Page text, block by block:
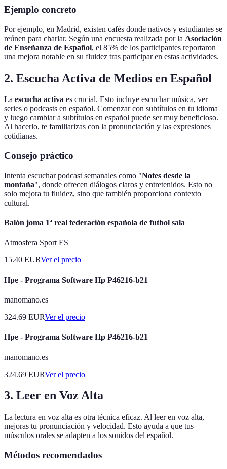
Ejemplo concreto
Por ejemplo, en Madrid, existen cafés donde nativos y estudiantes se
reúnen para charlar. Según una encuesta realizada por la Asociación
de Enseñanza de Español, el 85% de los participantes reportaron
una mejora notable en su fluidez tras participar en estas actividades.
2. Escucha Activa de Medios en Español
La escucha activa es crucial. Esto incluye escuchar música, ver
series o podcasts en español. Comenzar con subtítulos en tu idioma
y luego cambiar a subtítulos en español puede ser muy beneficioso.
Al hacerlo, te familiarizas con la pronunciación y las expresiones
cotidianas.
Consejo práctico
Intenta escuchar podcast semanales como "Notes desde la
montaña", donde ofrecen diálogos claros y entretenidos. Esto no
solo mejora tu fluidez, sino que también proporciona contexto
cultural.
Balón joma 1ª real federación española de futbol sala
Atmosfera Sport ES
15.40 EURVer el precio
Hpe - Programa Software Hp P46216-b21
manomano.es
324.69 EURVer el precio
Hpe - Programa Software Hp P46216-b21
manomano.es
324.69 EURVer el precio
3. Leer en Voz Alta
La lectura en voz alta es otra técnica eficaz. Al leer en voz alta,
mejoras tu pronunciación y velocidad. Esto ayuda a que tus
músculos orales se adapten a los sonidos del español.
Métodos recomendados